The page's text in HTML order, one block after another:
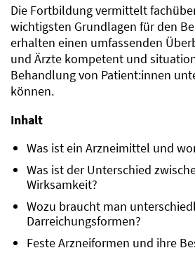
Die Fortbildung vermittelt
wichtigsten Grundlagen für den
erhalten einen umfassenden
und Ärzte kompetent und
Behandlung von Patient:innen
können.
Inhalt
Was ist ein Arzneimittel und
Was ist der Unterschied
Wirksamkeit?
Wozu braucht man
Darreichungsformen?
Feste Arzneiformen und ihre